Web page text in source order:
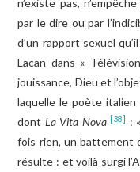
n’existe pas,
par le dire ou par
d’un rapport sexuel
Lacan dans «
jouissance, Dieu et
laquelle le poète
dont La Vita Nova [38]
:
fois rien, un battement
résulte : et voilà surgi